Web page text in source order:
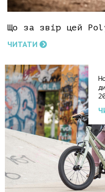
Що за звір цей
ЧИТАТИ